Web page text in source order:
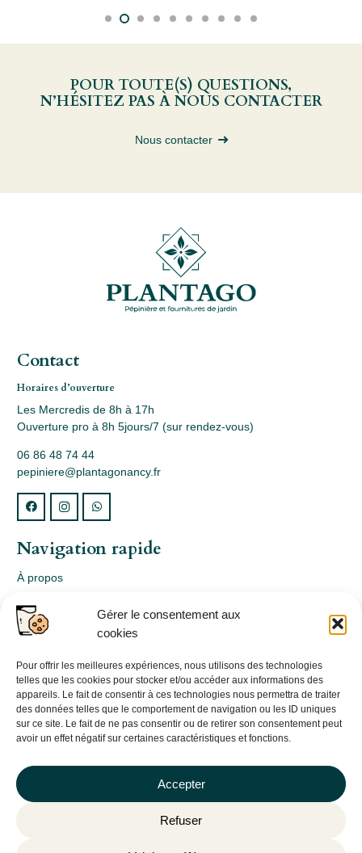
Gérer le consentement aux
cookies
Pour offrir les meilleures expériences, nous utilisons des technologies
telles que les cookies pour stocker et/ou accéder aux informations des
appareils. Le fait de consentir à ces technologies nous permettra de traiter
des données telles que le comportement de navigation ou les ID uniques
sur ce site. Le fait de ne pas consentir ou de retirer son consentement peut
avoir un effet négatif sur certaines caractéristiques et fonctions.
Accepter
Refuser
POUR TOUTE(S) QUESTIONS,
N’HÉSITEZ PAS À NOUS CONTACTER
Nous contacter
Contact
Horaires d’ouverture
Les Mercredis de 8h à 17h
Ouverture pro à 8h 5jours/7 (sur rendez-vous)
06 86 48 74 44
pepiniere@plantagonancy.fr
Navigation rapide
À propos
Webshop
Nos produits
Conception
Consultation
Contact
Informations légales
Politique de confidentialité
Politique de cookies (UE)